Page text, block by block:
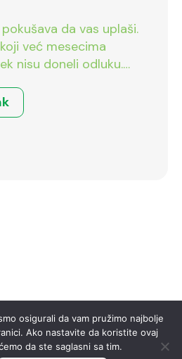
da vas uplaši.
već mesecima
osigurali da vam pružimo najbolje
Ako nastavite da koristite ovaj
da ste saglasni sa tim.